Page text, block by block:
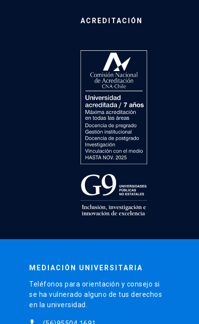
ACREDITACIÓN
MEDIACIÓN UNIVERSITARIA
Teléfonos para orientación y consejo si
se ha vulnerado alguno de tus derechos
en la universidad.